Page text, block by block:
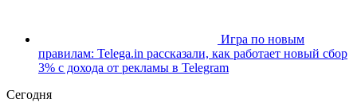
Игра по новым
правилам: Telega.in рассказали, как работает новый сбор
3% с дохода от рекламы в Telegram
Сегодня